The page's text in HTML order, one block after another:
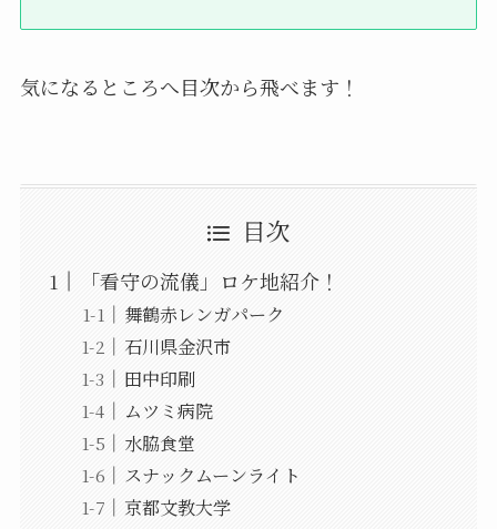
気になるところへ目次から飛べます！
目次
「看守の流儀」ロケ地紹介！
舞鶴赤レンガパーク
石川県金沢市
田中印刷
ムツミ病院
水脇食堂
スナックムーンライト
京都文教大学